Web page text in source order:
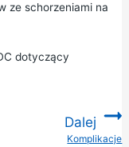
ze schorzeniamina
dotyczący
Dalej
Komplikacje